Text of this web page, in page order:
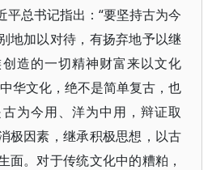
平总书记指出：“要坚持古为今
地加以对待，有扬弃地予以继
造的一切精神财富来以文化
华文化，绝不是简单复古，也
为今用、洋为中用，辩证取
极因素，继承积极思想，以古
面。对于传统文化中的糟粕，